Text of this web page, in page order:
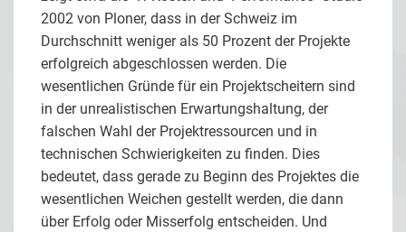
2002 von Ploner, dass in der Schweiz im
Durchschnitt weniger als 50 Prozent der Projekte
erfolgreich abgeschlossen werden. Die
wesentlichen Gründe für ein Projektscheitern sind
in der unrealistischen Erwartungshaltung, der
falschen Wahl der Projektressourcen und in
technischen Schwierigkeiten zu finden. Dies
bedeutet, dass gerade zu Beginn des Projektes die
wesentlichen Weichen gestellt werden, die dann
über Erfolg oder Misserfolg entscheiden. Und